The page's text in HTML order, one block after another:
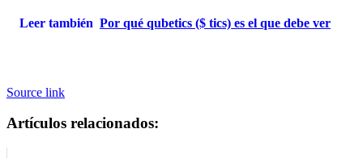
Leer también Por qué qubetics ($ tics) es el que debe ver
Source link
Artículos relacionados: